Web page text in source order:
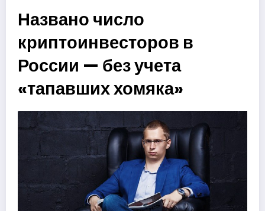
Названо число
криптоинвесторов в
России — без учета
«тапавших хомяка»